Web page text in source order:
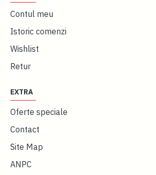
Contul meu
Istoric comenzi
Wishlist
Retur
EXTRA
Oferte speciale
Contact
Site Map
ANPC